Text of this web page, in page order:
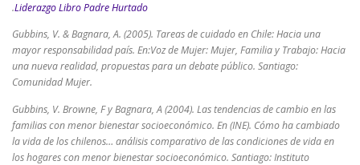
.Liderazgo Libro Padre Hurtado
Gubbins, V. & Bagnara, A. (2005). Tareas de cuidado en Chile: Hacia una
mayor responsabilidad país. En:Voz de Mujer: Mujer, Familia y Trabajo: Hacia
una nueva realidad, propuestas para un debate público. Santiago:
Comunidad Mujer.
Gubbins, V. Browne, F y Bagnara, A (2004). Las tendencias de cambio en las
familias con menor bienestar socioeconómico. En (INE). Cómo ha cambiado
la vida de los chilenos… análisis comparativo de las condiciones de vida en
los hogares con menor bienestar socioeconómico. Santiago: Instituto